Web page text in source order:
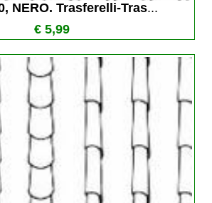
NERO. Trasferelli-Tras...
€ 5,99